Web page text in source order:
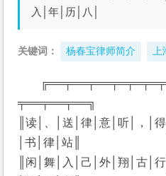
入│年│历│八│
关键词： 杨春宝律师简介 上
╤══╤══╤══╗
║读│、│送│律│意│听│，│
│书│律│站║
║闲│舞│入│己│外│翔│古│